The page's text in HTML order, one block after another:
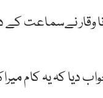
وقار نےسماعت
دیا کہ یہ کام